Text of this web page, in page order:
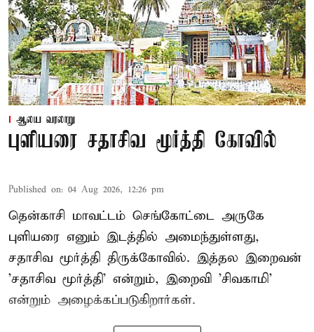
ஆலய வரலாறு
புளியரை சதாசிவ மூர்த்தி கோவில்
Published on: 04 Aug 2026, 12:26 pm
தென்காசி மாவட்டம் செங்கோட்டை அருகே
புளியரை எனும் இடத்தில் அமைந்துள்ளது,
சதாசிவ மூர்த்தி திருக்கோவில். இத்தல இறைவன்
'சதாசிவ மூர்த்தி' என்றும், இறைவி 'சிவகாமி'
என்றும் அழைக்கப்படுகிறார்கள்.